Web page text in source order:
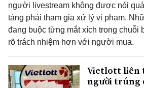
người livestream không được nói
tảng phải tham gia xử lý vi phạm.
đang buộc từng mắt xích trong chuỗi
rõ trách nhiệm hơn với người mua.
Vietlott liên
người trúng